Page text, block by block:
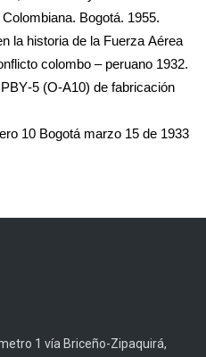
. Bogotá. 1955.
la historia de la Fuerza Aérea
colombo – peruano 1932.
PBY-5 (O-A10)
10 Bogotá marzo 15 de 1933
1 vía Briceño-Zipaquirá,